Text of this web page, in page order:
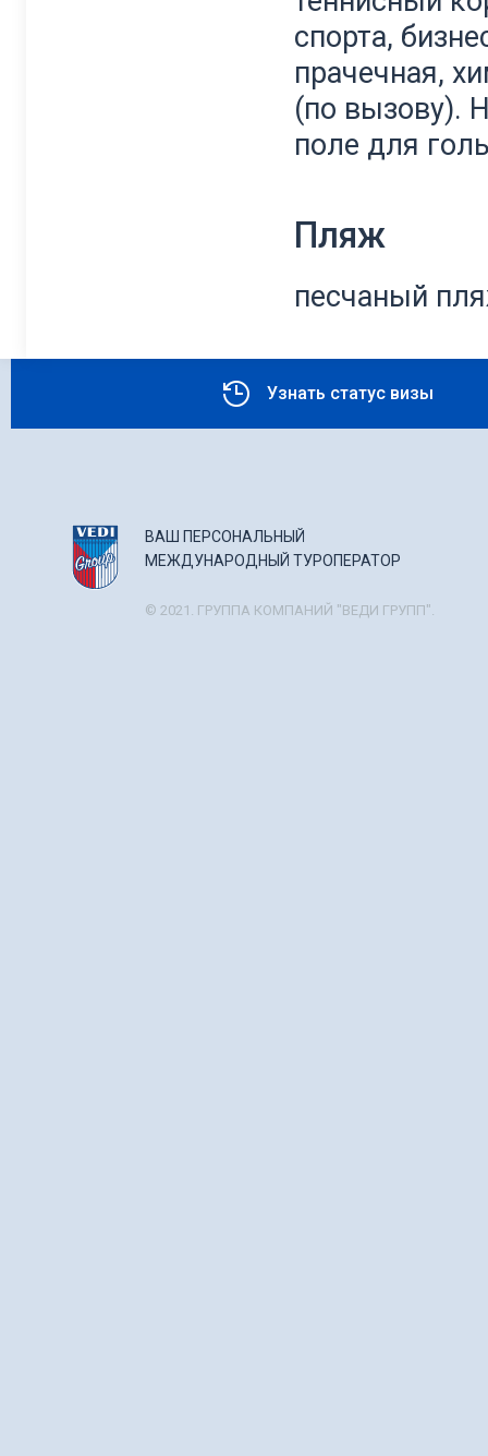
спорта,
прачечная,
(по вызову).
поле для
Пляж
песчаный
Узнать статус визы
ВАШ ПЕРСОНАЛЬНЫЙ
МЕЖДУНАРОДНЫЙ ТУРОПЕРАТОР
© 2021. ГРУППА КОМПАНИЙ "ВЕДИ ГРУПП".